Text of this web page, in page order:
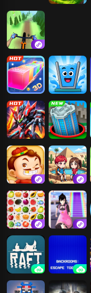
植物花园保卫
战
自行车山路赛 战域重甲
3D贪吃蛇大作
战
心动水杯
机甲大决斗 黑洞大乱斗
天天斗地主真
人版
双人沙漠求生
记
快连连看
樱花小镇跑酷
木筏求生